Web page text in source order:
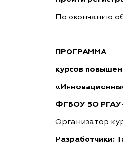
По окончанию
ПРОГРАММА
курсов
«
ФГБОУ ВО
Организатор
Разработчики: